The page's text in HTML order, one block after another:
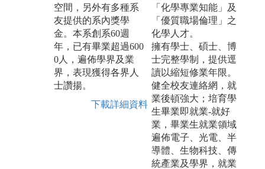
空間，另外有多種系
友提供的系內獎學
金。本系創系60週
年，已有畢業超過600
0人，遍佈學界及業
界，表現獲得各界人
士讚揚。
下載詳細資料
「化學專業知能」及
「優質職場倫理」之
化學人才。
擁有學士、碩士、博
士完整學制，提供逕
讀以縮短修業年限。
健全校友連絡網，就
業後頓強大；培育學
生畢業即就業-就好
業，畢業生就業領域
遍佈電子、光電、半
導體、生物科技、傳
統產業及學界，就業